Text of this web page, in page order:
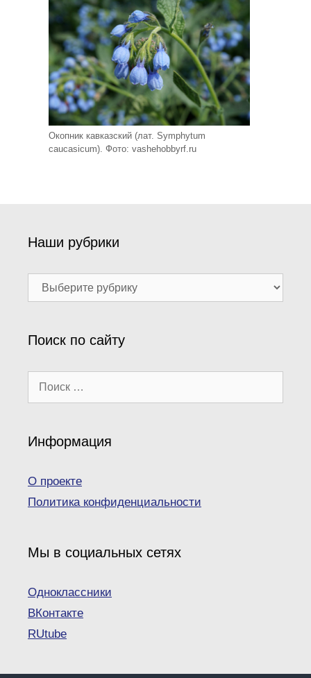
Окопник кавказский (лат. Symphytum
caucasicum). Фото: vashehobbyrf.ru
Наши рубрики
Наши
рубрики
Поиск по сайту
Поиск:
Информация
О проекте
Политика конфиденциальности
Мы в социальных сетях
Одноклассники
ВКонтакте
RUtube